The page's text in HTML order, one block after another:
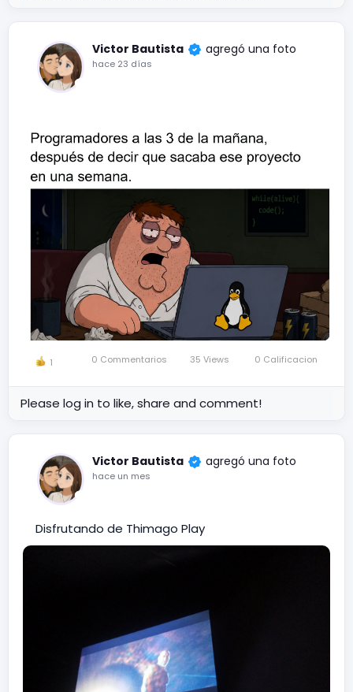
Victor Bautista agregó una foto
hace 23 días
1 0 Commentarios 35 Views 0 Calificacion
Please log in to like, share and comment!
Victor Bautista agregó una foto
hace un mes
Disfrutando de Thimago Play